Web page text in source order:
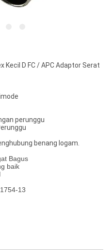
Kecil D FC / APC Adaptor Serat
perunggu
benang logam.
Bagus
baik
13